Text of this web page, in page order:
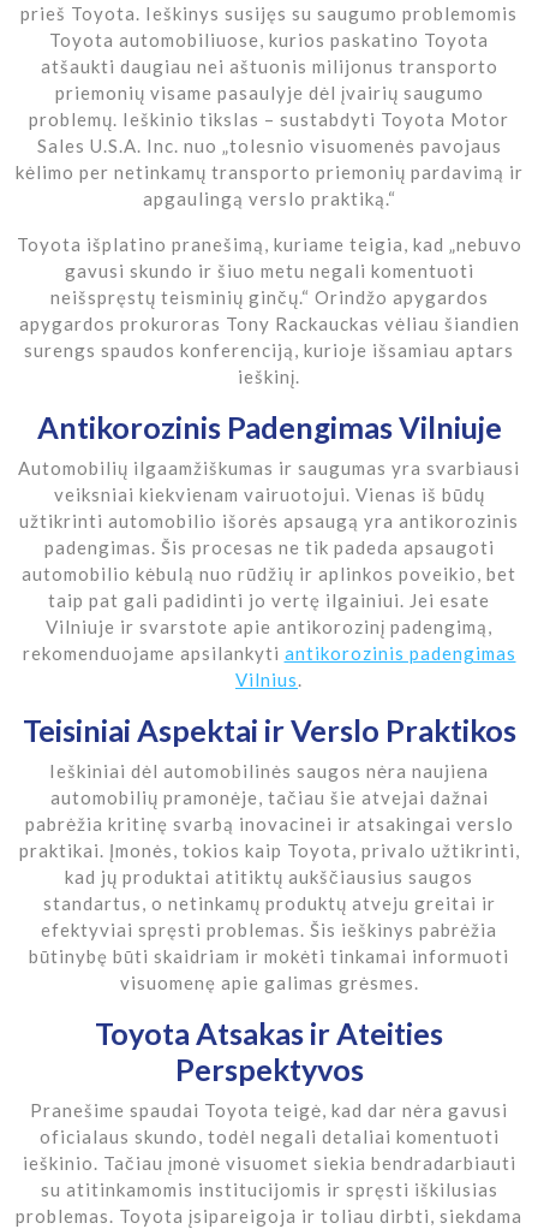
prieš Toyota. Ieškinys susijęs su saugumo problemomis
Toyota automobiliuose, kurios paskatino Toyota
atšaukti daugiau nei aštuonis milijonus transporto
priemonių visame pasaulyje dėl įvairių saugumo
problemų. Ieškinio tikslas – sustabdyti Toyota Motor
Sales U.S.A. Inc. nuo „tolesnio visuomenės pavojaus
kėlimo per netinkamų transporto priemonių pardavimą ir
apgaulingą verslo praktiką.“
Toyota išplatino pranešimą, kuriame teigia, kad „nebuvo
gavusi skundo ir šiuo metu negali komentuoti
neišspręstų teisminių ginčų.“ Orindžo apygardos
apygardos prokuroras Tony Rackauckas vėliau šiandien
surengs spaudos konferenciją, kurioje išsamiau aptars
ieškinį.
Antikorozinis Padengimas Vilniuje
Automobilių ilgaamžiškumas ir saugumas yra svarbiausi
veiksniai kiekvienam vairuotojui. Vienas iš būdų
užtikrinti automobilio išorės apsaugą yra antikorozinis
padengimas. Šis procesas ne tik padeda apsaugoti
automobilio kėbulą nuo rūdžių ir aplinkos poveikio, bet
taip pat gali padidinti jo vertę ilgainiui. Jei esate
Vilniuje ir svarstote apie antikorozinį padengimą,
rekomenduojame apsilankyti antikorozinis padengimas
Vilnius.
Teisiniai Aspektai ir Verslo Praktikos
Ieškiniai dėl automobilinės saugos nėra naujiena
automobilių pramonėje, tačiau šie atvejai dažnai
pabrėžia kritinę svarbą inovacinei ir atsakingai verslo
praktikai. Įmonės, tokios kaip Toyota, privalo užtikrinti,
kad jų produktai atitiktų aukščiausius saugos
standartus, o netinkamų produktų atveju greitai ir
efektyviai spręsti problemas. Šis ieškinys pabrėžia
būtinybę būti skaidriam ir mokėti tinkamai informuoti
visuomenę apie galimas grėsmes.
Toyota Atsakas ir Ateities
Perspektyvos
Pranešime spaudai Toyota teigė, kad dar nėra gavusi
oficialaus skundo, todėl negali detaliai komentuoti
ieškinio. Tačiau įmonė visuomet siekia bendradarbiauti
su atitinkamomis institucijomis ir spręsti iškilusias
problemas. Toyota įsipareigoja ir toliau dirbti, siekdama